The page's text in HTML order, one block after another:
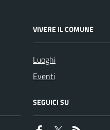
VIVERE IL COMUNE
Luoghi
Eventi
SEGUICI SU